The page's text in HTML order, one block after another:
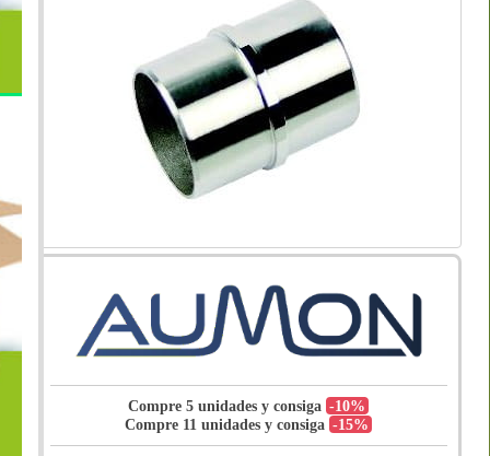
Compre 5 unidades y consiga-10%
Compre 11 unidades y consiga-15%